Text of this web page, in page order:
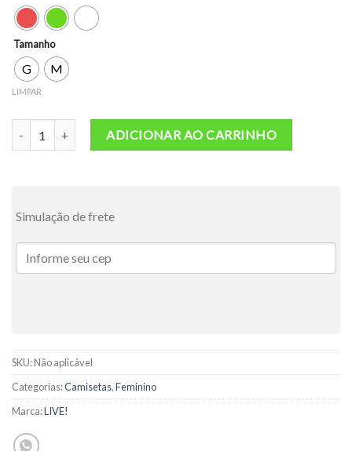
Tamanho
G M
LIMPAR
Camiseta Pro quantidadeADICIONAR AO CARRINHO
Simulação de frete
SKU:Não aplicável
Categorias:Camisetas,Feminino
Marca:LIVE!